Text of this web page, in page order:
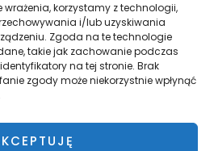
wrażenia, korzystamy z technologii,
i/lub uzyskiwania
Zgoda na te technologie
takie jak zachowanie podczas
na tej stronie. Brak
zgody może niekorzystnie wpłynąć